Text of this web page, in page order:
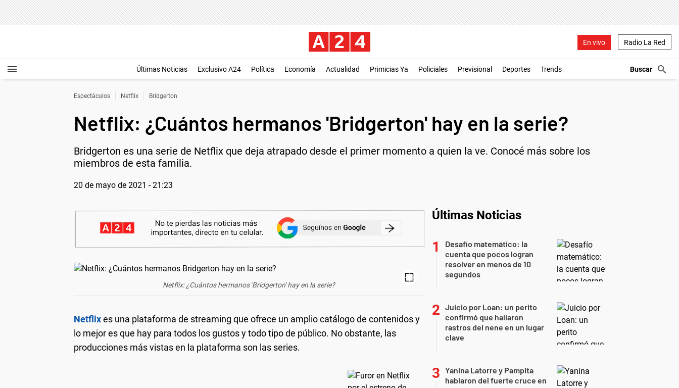
En vivo Radio La Red
Últimas Noticias Exclusivo A24 Política Economía Actualidad Primicias Ya Policiales Previsional Deportes Trends
Espectáculos Netflix Bridgerton
Netflix: ¿Cuántos hermanos 'Bridgerton' hay en la serie?
Bridgerton es una serie de Netflix que deja atrapado desde el primer momento a quien la ve. Conocé más sobre los
miembros de esta familia.
20 de mayo de 2021 - 21:23
Netflix: ¿Cuántos hermanos 'Bridgerton' hay en la serie?
Netflixes una plataforma de streaming que ofrece un amplio catálogo de contenidos y
lo mejor es que hay para todos los gustos y todo tipo de público. No obstante, las
producciones más vistas en la plataforma son las series.
Últimas Noticias
Desafío matemático: la
cuenta que pocos logran
resolver en menos de 10
segundos
Juicio por Loan: un perito
confirmó que hallaron
rastros del nene en un lugar
clave
Yanina Latorre y Pampita
hablaron del fuerte cruce en